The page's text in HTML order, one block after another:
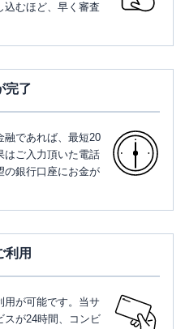
込むほど、早く審査
完了
融であれば、最短20
はご入力頂いた電話
の銀行口座にお金が
利用
用が可能です。当サ
スが24時間、コンビ